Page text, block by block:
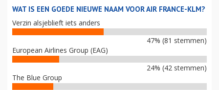
WAT IS EEN GOEDE NIEUWE NAAM VOOR AIR FRANCE-KLM?
Verzin alsjeblieft iets anders
47% (81 stemmen)
European Airlines Group (EAG)
24% (42 stemmen)
The Blue Group